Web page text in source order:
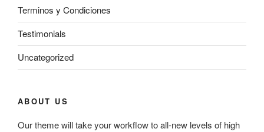
Terminos y Condiciones
Testimonials
Uncategorized
ABOUT US
Our theme will take your workflow to all-new levels of high